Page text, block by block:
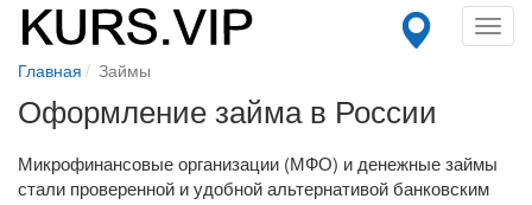
Главная Займы
Оформление займа в России
Микрофинансовые организации (МФО) и денежные займы
стали проверенной и удобной альтернативой банковским